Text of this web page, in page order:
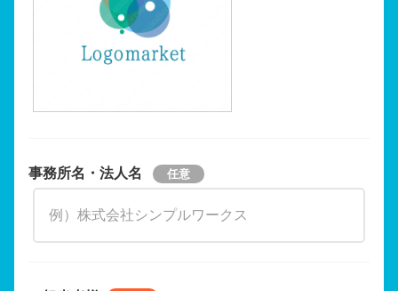
事務所名・法人名